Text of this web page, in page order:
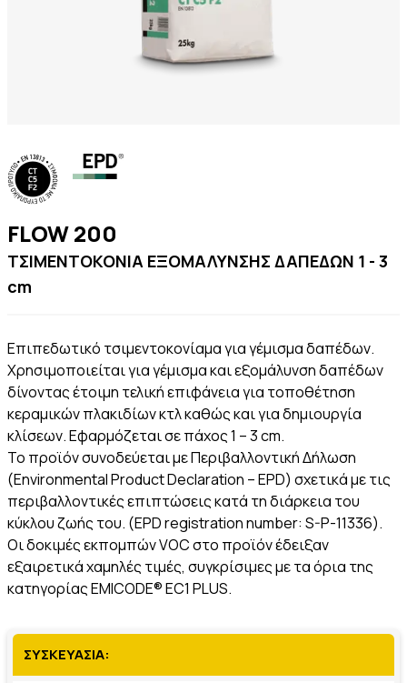
FLOW 200
ΤΣΙΜΕΝΤΟΚΟΝΙΑ ΕΞΟΜΑΛΥΝΣΗΣ ΔΑΠΕΔΩΝ 1 - 3
cm
Επιπεδωτικό τσιμεντοκονίαμα για γέμισμα δαπέδων.
Χρησιμοποιείται για γέμισμα και εξομάλυνση δαπέδων
δίνοντας έτοιμη τελική επιφάνεια για τοποθέτηση
κεραμικών πλακιδίων κτλ καθώς και για δημιουργία
κλίσεων. Εφαρμόζεται σε πάχος 1 – 3 cm.
Το προϊόν συνοδεύεται με Περιβαλλοντική Δήλωση
(Environmental Product Declaration – EPD) σχετικά με τις
περιβαλλοντικές επιπτώσεις κατά τη διάρκεια του
κύκλου ζωής του. (EPD registration number: S-P-11336).
Οι δοκιμές εκπομπών VOC στο προϊόν έδειξαν
εξαιρετικά χαμηλές τιμές, συγκρίσιμες με τα όρια της
κατηγορίας EMICODE® EC1 PLUS.
ΣΥΣΚΕΥΑΣΙΑ: